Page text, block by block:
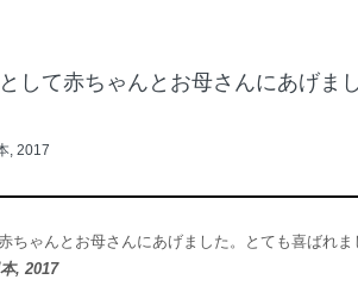
して赤ちゃんとお母さんにあげま
, 2017
ちゃんとお母さんにあげました。とても喜ばれま
, 2017